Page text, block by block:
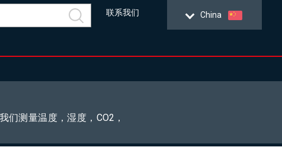
China
联系我们
测量温度，湿度，CO2，